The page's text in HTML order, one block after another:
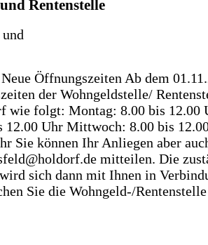
Rentenstelle
Öffnungszeiten Ab dem
der Wohngeldstelle/
wie folgt: Montag: 8.00 bis 12.00
12.00 Uhr Mittwoch: 8.00 bis
Sie können Ihr Anliegen aber
mitteilen. Die
sich dann mit Ihnen in
Sie die Wohngeld-/